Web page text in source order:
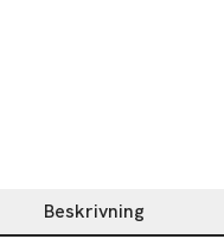
Beskrivning